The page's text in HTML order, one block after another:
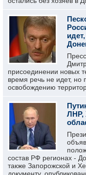
присоединении новых
время речь не идет, но
освобождению
ЛНР,
состав РФ регионах -
также Запорожской и